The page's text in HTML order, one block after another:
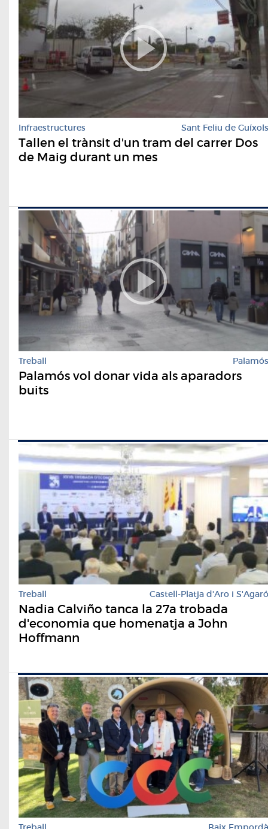
Infraestructures Sant Feliu de Guíxols
Tallen el trànsit d'un tram del carrer Dos
de Maig durant un mes
Treball Palamós
Palamós vol donar vida als aparadors
buits
Treball Castell-Platja d'Aro i S'Agaró
Nadia Calviño tanca la 27a trobada
d'economia que homenatja a John
Hoffmann